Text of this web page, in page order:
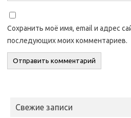
Сохранить моё имя, email и адрес
последующих моих комментариев.
Свежие записи